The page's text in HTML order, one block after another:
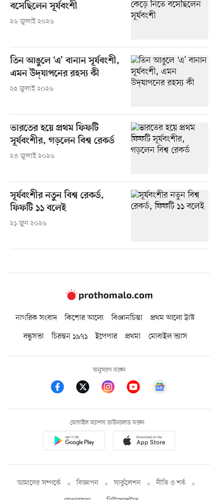
বসেছিলেন সূর্যবংশী
২৬ জুলাই ২০২৬
তিন আঙুলে ‘এ’ বানান সূর্যবংশী,
এমন উদ্‌যাপনের রহস্য কী
২৫ জুলাই ২০২৬
ভারতের হয়ে প্রথম ফিফটি
সূর্যবংশীর, গড়লেন বিশ্ব রেকর্ড
২৩ জুলাই ২০২৬
সূর্যবংশীর নতুন বিশ্ব রেকর্ড,
ফিফটি ১১ বলেই
২১ জুন ২০২৬
নাগরিক সংবাদ কিশোর আলো বিজ্ঞানচিন্তা
প্রথম আলো ট্রাস্ট
বন্ধুসভা
চিরন্তন ১৯৭১ ইপেপার প্রথমা মোবাইল ভ্যাস
অনুসরণ করুন
মোবাইল অ্যাপস ডাউনলোড করুন
আমাদের সম্পর্কে বিজ্ঞাপন সার্কুলেশন
নীতি ও শর্ত